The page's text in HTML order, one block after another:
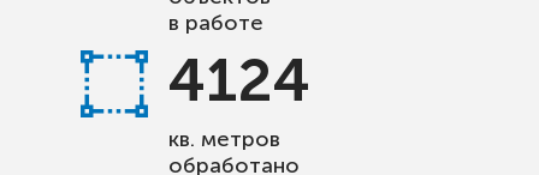
в работе
4124
кв. метров
обработано